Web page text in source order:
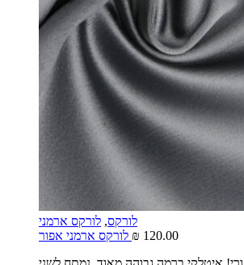
לורקס, לורקס ארמני
₪ 120.00